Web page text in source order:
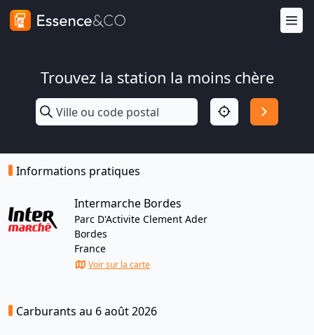
Trouvez la station la moins chère
Informations pratiques
Intermarche Bordes
Parc D'Activite Clement Ader
Bordes
France
Voir sur la carte
Carburants au 6 août 2026